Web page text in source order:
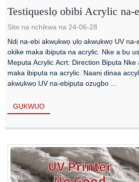
Testiqueslọ obibi Acrylic na-
Site na nchịkwa na 24-06-28
Ndị na-ebi akwụkwọ ụlọ akwụkwọ UV
okike maka ibipụta na acrylic. Nke a bụ
Mepụta Acrylic Acrt: Direction Bipụta
maka ibipụta na acrylic. Naanị dinaa
akwụkwọ UV na-ebipụta ozugbo ...
GỤKWUO